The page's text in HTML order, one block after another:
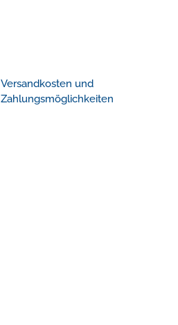
Versandkosten und
Zahlungsmöglichkeiten